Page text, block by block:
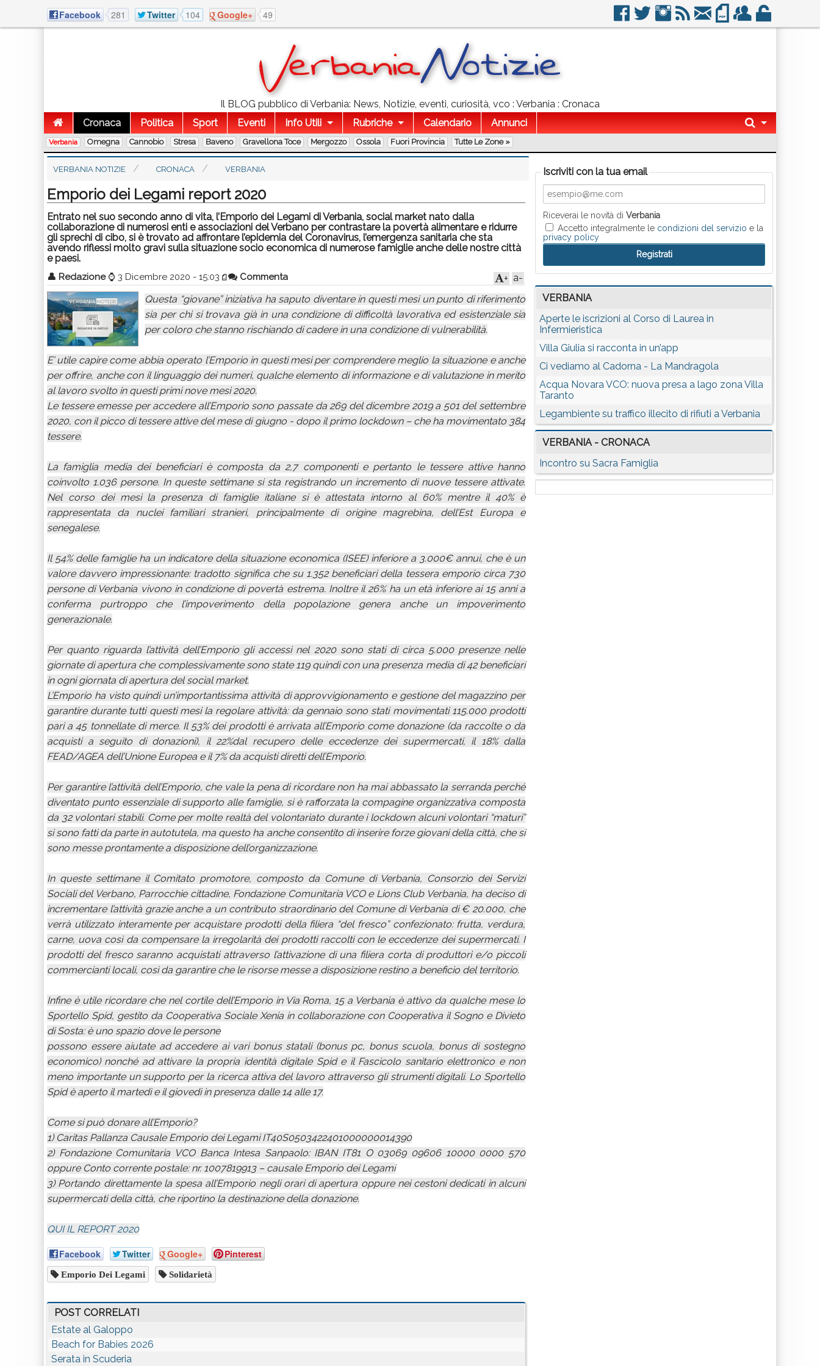
Facebook 281 Twitter 104 Google+ 49
Il BLOG pubblico di Verbania: News, Notizie, eventi, curiosità, vco : Verbania : Cronaca
Cronaca
Politica Sport Eventi Info Utili Rubriche Calendario Annunci
Verbania Omegna Cannobio Stresa Baveno Gravellona Toce Mergozzo Ossola Fuori Provincia Tutte Le Zone »
VERBANIA NOTIZIE CRONACA VERBANIA
Emporio dei Legami report 2020
Entrato nel suo secondo anno di vita, l’Emporio dei Legami di Verbania, social market nato dalla
collaborazione di numerosi enti e associazioni del Verbano per contrastare la povertà alimentare e ridurre
gli sprechi di cibo, si è trovato ad affrontare l’epidemia del Coronavirus, l’emergenza sanitaria che sta
avendo riflessi molto gravi sulla situazione socio economica di numerose famiglie anche delle nostre città
e paesi.
👤 Redazione ⌚ 3 Dicembre 2020 - 15:03 Commenta a-
+
Questa “giovane” iniziativa ha saputo diventare in questi mesi un punto di riferimento
sia per chi si trovava già in una condizione di difficoltà lavorativa ed esistenziale sia
per coloro che stanno rischiando di cadere in una condizione di vulnerabilità.
E’ utile capire come abbia operato l’Emporio in questi mesi per comprendere meglio la situazione e anche
per offrire, anche con il linguaggio dei numeri, qualche elemento di informazione e di valutazione in merito
al lavoro svolto in questi primi nove mesi 2020.
Le tessere emesse per accedere all’Emporio sono passate da 269 del dicembre 2019 a 501 del settembre
2020, con il picco di tessere attive del mese di giugno - dopo il primo lockdown – che ha movimentato 384
tessere.
La famiglia media dei beneficiari è composta da 2,7 componenti e pertanto le tessere attive hanno
coinvolto 1.036 persone. In queste settimane si sta registrando un incremento di nuove tessere attivate.
Nel corso dei mesi la presenza di famiglie italiane si è attestata intorno al 60% mentre il 40% è
rappresentata da nuclei familiari stranieri, principalmente di origine magrebina, dell’Est Europa e
senegalese.
Il 54% delle famiglie ha un indicatore della situazione economica (ISEE) inferiore a 3.000€ annui, che è un
valore davvero impressionante: tradotto significa che su 1.352 beneficiari della tessera emporio circa 730
persone di Verbania vivono in condizione di povertà estrema. Inoltre il 26% ha un età inferiore ai 15 anni a
conferma purtroppo che l’impoverimento della popolazione genera anche un impoverimento
generazionale.
Per quanto riguarda l’attività dell’Emporio gli accessi nel 2020 sono stati di circa 5.000 presenze nelle
giornate di apertura che complessivamente sono state 119 quindi con una presenza media di 42 beneficiari
in ogni giornata di apertura del social market.
L’Emporio ha visto quindi un’importantissima attività di approvvigionamento e gestione del magazzino per
garantire durante tutti questi mesi la regolare attività: da gennaio sono stati movimentati 115.000 prodotti
pari a 45 tonnellate di merce. Il 53% dei prodotti è arrivata all’Emporio come donazione (da raccolte o da
acquisti a seguito di donazioni), il 22%dal recupero delle eccedenze dei supermercati, il 18% dalla
FEAD/AGEA dell’Unione Europea e il 7% da acquisti diretti dell’Emporio.
Per garantire l’attività dell’Emporio, che vale la pena di ricordare non ha mai abbassato la serranda perché
diventato punto essenziale di supporto alle famiglie, si è rafforzata la compagine organizzativa composta
da 32 volontari stabili. Come per molte realtà del volontariato durante i lockdown alcuni volontari “maturi”
si sono fatti da parte in autotutela, ma questo ha anche consentito di inserire forze giovani della città, che si
sono messe prontamente a disposizione dell’organizzazione.
In queste settimane il Comitato promotore, composto da Comune di Verbania, Consorzio dei Servizi
Sociali del Verbano, Parrocchie cittadine, Fondazione Comunitaria VCO e Lions Club Verbania, ha deciso di
incrementare l’attività grazie anche a un contributo straordinario del Comune di Verbania di € 20.000, che
verrà utilizzato interamente per acquistare prodotti della filiera “del fresco” confezionato: frutta, verdura,
carne, uova così da compensare la irregolarità dei prodotti raccolti con le eccedenze dei supermercati. I
prodotti del fresco saranno acquistati attraverso l’attivazione di una filiera corta di produttori e/o piccoli
commercianti locali, così da garantire che le risorse messe a disposizione restino a beneficio del territorio.
Infine è utile ricordare che nel cortile dell’Emporio in Via Roma, 15 a Verbania è attivo da qualche mese lo
Sportello Spid, gestito da Cooperativa Sociale Xenia in collaborazione con Cooperativa il Sogno e Divieto
di Sosta: è uno spazio dove le persone
possono essere aiutate ad accedere ai vari bonus statali (bonus pc, bonus scuola, bonus di sostegno
economico) nonché ad attivare la propria identità digitale Spid e il Fascicolo sanitario elettronico e non
meno importante un supporto per la ricerca attiva del lavoro attraverso gli strumenti digitali. Lo Sportello
Spid è aperto il martedì e il giovedì in presenza dalle 14 alle 17.
Come si può donare all’Emporio?
1) Caritas Pallanza Causale Emporio dei Legami IT40S0503422401000000014390
2) Fondazione Comunitaria VCO Banca Intesa Sanpaolo: IBAN IT81 O 03069 09606 10000 0000 570
oppure Conto corrente postale: nr. 1007819913 – causale Emporio dei Legami
3) Portando direttamente la spesa all’Emporio negli orari di apertura oppure nei cestoni dedicati in alcuni
supermercati della città, che riportino la destinazione della donazione.
QUI IL REPORT 2020
Facebook Twitter Google+ Pinterest
Emporio Dei Legami Solidarietà
POST CORRELATI
Estate al Galoppo
Beach for Babies 2026
Serata in Scuderia
Iscriviti con la tua email
Riceverai le novità diVerbania
Accetto integralmente le condizioni del servizio e la
privacy policy
VERBANIA
Aperte le iscrizioni al Corso di Laurea in
Infermieristica
Villa Giulia si racconta in un’app
Ci vediamo al Cadorna - La Mandragola
Acqua Novara VCO: nuova presa a lago zona Villa
Taranto
Legambiente su traffico illecito di rifiuti a Verbania
VERBANIA - CRONACA
Incontro su Sacra Famiglia